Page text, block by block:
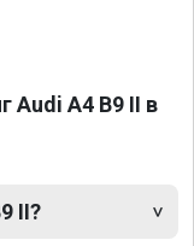
Audi A4 B9 II в
II?